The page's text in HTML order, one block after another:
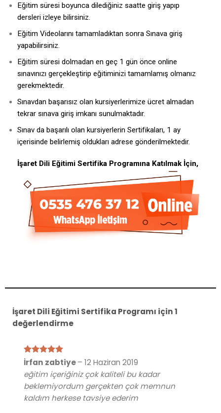
Eğitim süresi boyunca dilediğiniz saatte giriş yapıp
dersleri izleye bilirsiniz.
Eğitim Videolarını tamamladıktan sonra Sınava giriş
yapabilirsiniz.
Eğitim süresi dolmadan en geç 1 gün önce online
sınavınızı gerçekleştirip eğitiminizi tamamlamış olmanız
gerekmektedir.
Sınavdan başarısız olan kursiyerlerimize ücret almadan
tekrar sınava giriş imkanı sunulmaktadır.
Sınav da başarılı olan kursiyerlerin Sertifikaları, 1 ay
içerisinde belirlemiş oldukları adrese gönderilmektedir.
İşaret Dili Eğitimi Sertifika Programına Katılmak İçin,
İşaret Dili Eğitimi Sertifika Programı için 1
değerlendirme
5 üzerinden
İrfan zabtiye– 12 Haziran 2019
eğitim içeriğiniz çok kaliteli bu kadar
beklemiyordum gerçekten çok memnun
kaldım herkese tavsiye ederim